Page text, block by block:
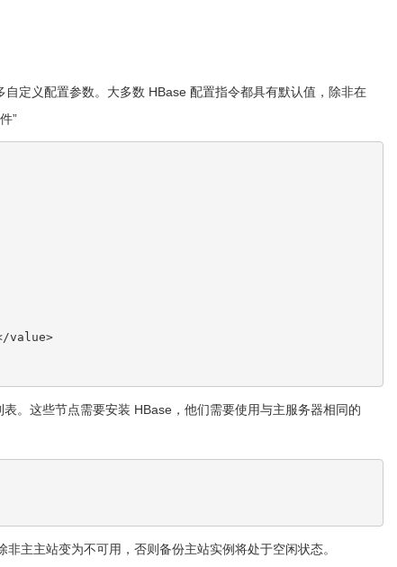
定义配置参数。大多数 HBase 配置指令都具有默认值，除非在
”
。这些节点需要安装 HBase，他们需要使用与主服务器相同的
主主站变为不可用，否则备份主站实例将处于空闲状态。